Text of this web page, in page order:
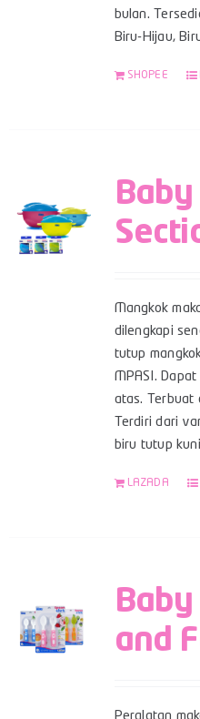
bulan.
Biru-Hijau,
SHOPEE
Baby
Mangkok
dilengkapi
tutup
MPASI.
atas. Terbuat
Terdiri dari
biru tutup
LAZADA
and